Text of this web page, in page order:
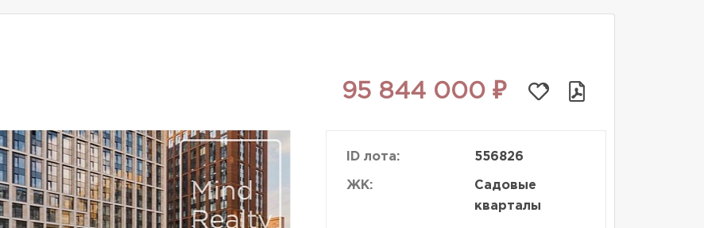
95 844 000 ₽
ID лота: 556826
ЖК:
Садовые
кварталы